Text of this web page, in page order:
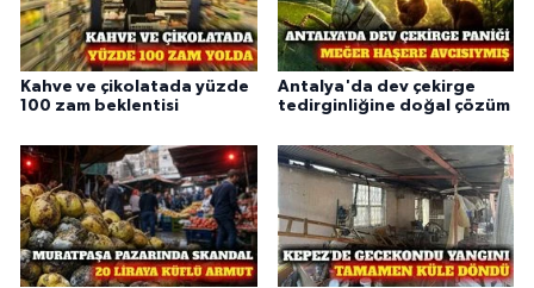
Kahve ve çikolatada yüzde
100 zam beklentisi
Antalya'da dev çekirge
tedirginliğine doğal çözüm